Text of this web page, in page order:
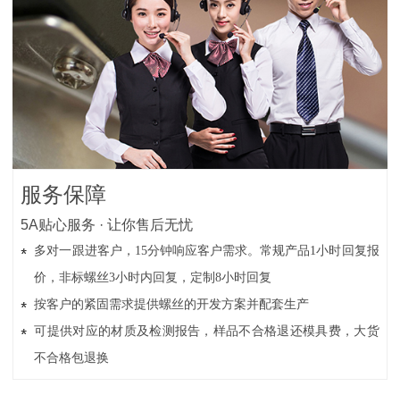
服务保障
5A贴心服务 · 让你售后无忧
多对一跟进客户，15分钟响应客户需求。常规产品1小时回复报
价，非标螺丝3小时内回复，定制8小时回复
按客户的紧固需求提供螺丝的开发方案并配套生产
可提供对应的材质及检测报告，样品不合格退还模具费，大货
不合格包退换